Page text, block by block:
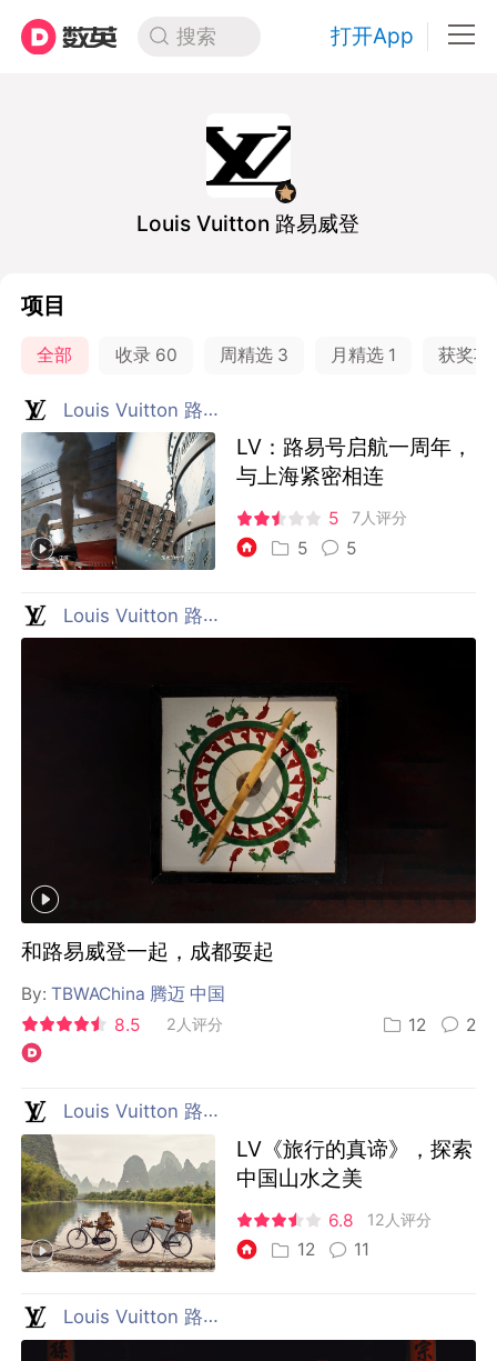
搜索 打开App
Louis Vuitton 路易威登
项目
全部 收录 60 周精选 3 月精选 1 获奖项
Louis Vuitton 路易威登
LV：路易号启航一周年，
与上海紧密相连
5 7人评分
5 5
Louis Vuitton 路易威登
和路易威登一起，成都耍起
By:TBWAChina 腾迈 中国
8.5
2人评分 12 2
Louis Vuitton 路易威登
LV《旅行的真谛》，探索
中国山水之美
6.8 12人评分
12 11
Louis Vuitton 路易威登